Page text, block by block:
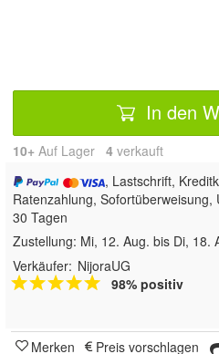
In den
10+ Auf Lager 4 verkauft
, Lastschrift,
Ratenzahlung,
30 Tagen
Zustellung: Mi, 12. Aug. bis Di, 18.
Verkäufer: NijoraUG
98% positiv
Merken Preis vorschlagen